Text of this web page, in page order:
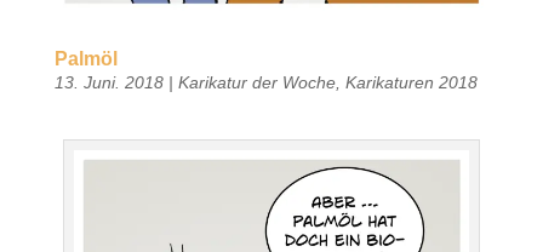
Palmöl
13. Juni. 2018| Karikatur der Woche, Karikaturen 2018